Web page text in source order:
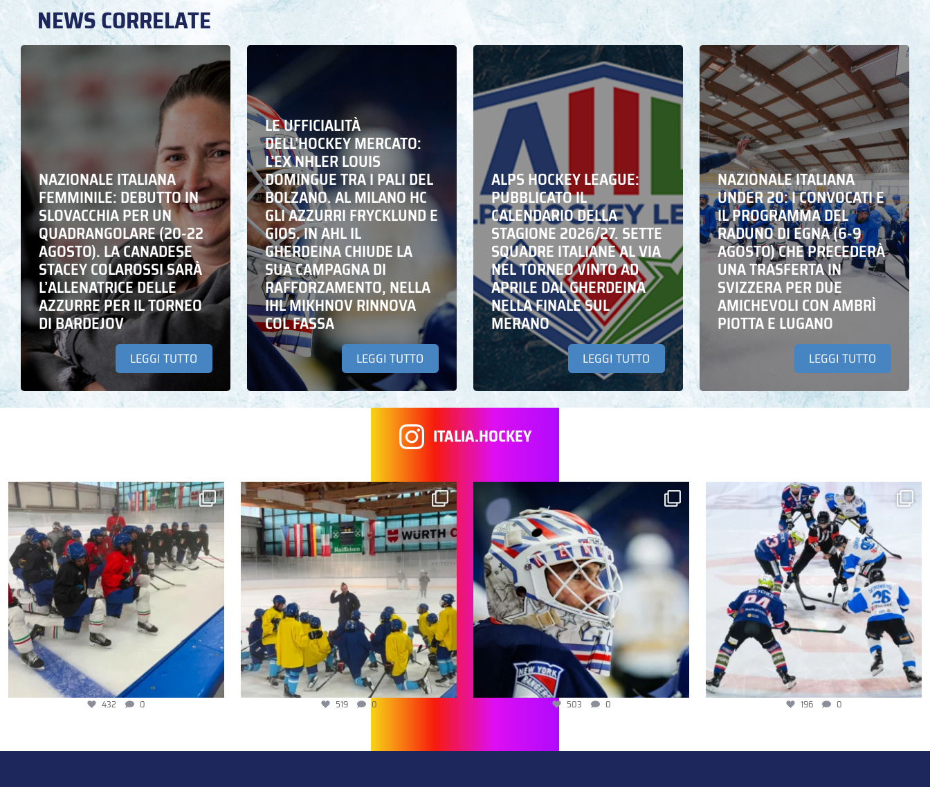
NEWS CORRELATE
NAZIONALE ITALIANA
FEMMINILE: DEBUTTO IN
SLOVACCHIA PER UN
QUADRANGOLARE (20-22
AGOSTO). LA CANADESE
STACEY COLAROSSI SARÀ
L’ALLENATRICE DELLE
AZZURRE PER IL TORNEO
DI BARDEJOV
LEGGI TUTTO
LE UFFICIALITÀ
DELL’HOCKEY MERCATO:
L’EX NHLER LOUIS
DOMINGUE TRA I PALI DEL
BOLZANO. AL MILANO HC
GLI AZZURRI FRYCKLUND E
GIOS. IN AHL IL
GHERDEINA CHIUDE LA
SUA CAMPAGNA DI
RAFFORZAMENTO, NELLA
IHL MIKHNOV RINNOVA
COL FASSA
LEGGI TUTTO
ALPS HOCKEY LEAGUE:
PUBBLICATO IL
CALENDARIO DELLA
STAGIONE 2026/27. SETTE
SQUADRE ITALIANE AL VIA
NEL TORNEO VINTO AD
APRILE DAL GHERDEINA
NELLA FINALE SUL
MERANO
LEGGI TUTTO
NAZIONALE ITALIANA
UNDER 20: I CONVOCATI E
IL PROGRAMMA DEL
RADUNO DI EGNA (6-9
AGOSTO) CHE PRECEDERÀ
UNA TRASFERTA IN
SVIZZERA PER DUE
AMICHEVOLI CON AMBRÌ
PIOTTA E LUGANO
LEGGI TUTTO
ITALIA.HOCKEY
432 0 519 0 503 0 196 0